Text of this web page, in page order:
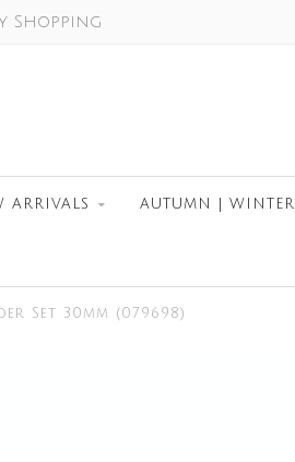
Shopping
ARRIVALS AUTUMN | WINTER
Set 30mm (079698)